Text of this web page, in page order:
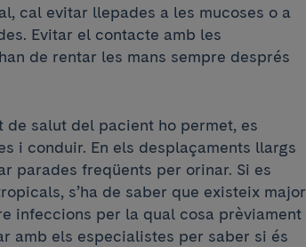
cal evitar llepades a les mucoses o a
Evitar el contacte amb les
de rentar les mans sempre després
de salut del pacient ho permet, es
i conduir. En els desplaçaments llargs
parades freqüents per orinar. Si es
s’ha de saber que existeix major
infeccions per la qual cosa prèviament
amb els especialistes per saber si és